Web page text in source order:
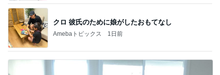
クロ 彼氏のために娘がしたおもてなし
Amebaトピックス 1日前